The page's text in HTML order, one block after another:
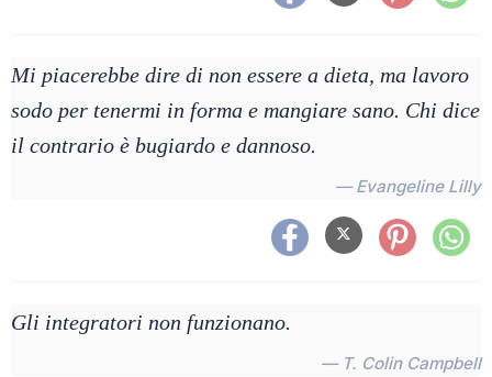
Mi piacerebbe dire di non essere a dieta, ma lavoro
sodo per tenermi in forma e mangiare sano. Chi dice
il contrario è bugiardo e dannoso.
— Evangeline Lilly
Gli integratori non funzionano.
— T. Colin Campbell